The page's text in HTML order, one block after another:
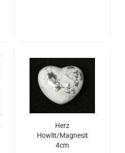
Herz
Howlit/Magnesit
4cm